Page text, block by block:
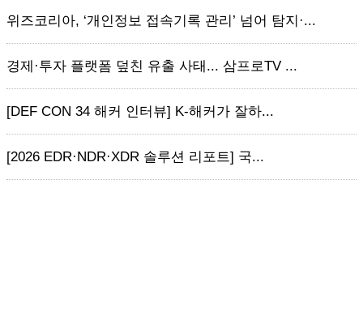
위즈코리아, ‘개인정보 접속기록 관리’ 넘어 탐지·...
경제·투자 플랫폼 덮친 유출 사태... 삼프로TV ...
[DEF CON 34 해커 인터뷰] K-해커가 잘하...
[2026 EDR·NDR·XDR 솔루션 리포트] 국...